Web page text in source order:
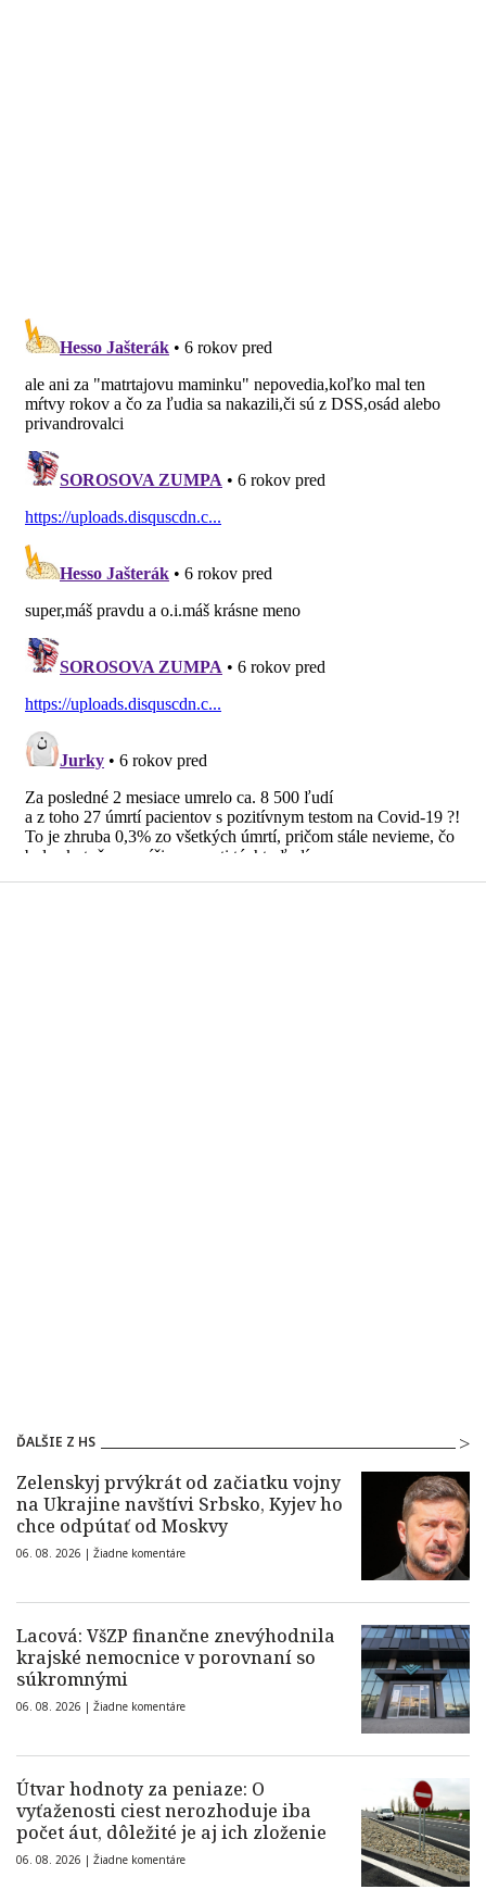
ĎALŠIE Z HS
Zelenskyj prvýkrát od začiatku vojny
na Ukrajine navštívi Srbsko, Kyjev ho
chce odpútať od Moskvy
06. 08. 2026 | Žiadne komentáre
Lacová: VšZP finančne znevýhodnila
krajské nemocnice v porovnaní so
súkromnými
06. 08. 2026 | Žiadne komentáre
Útvar hodnoty za peniaze: O
vyťaženosti ciest nerozhoduje iba
počet áut, dôležité je aj ich zloženie
06. 08. 2026 | Žiadne komentáre